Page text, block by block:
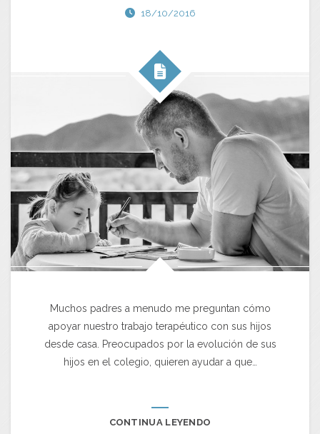
18/10/2016
Muchos padres a menudo me preguntan cómo
apoyar nuestro trabajo terapéutico con sus hijos
desde casa. Preocupados por la evolución de sus
hijos en el colegio, quieren ayudar a que…
CONTINUA LEYENDO